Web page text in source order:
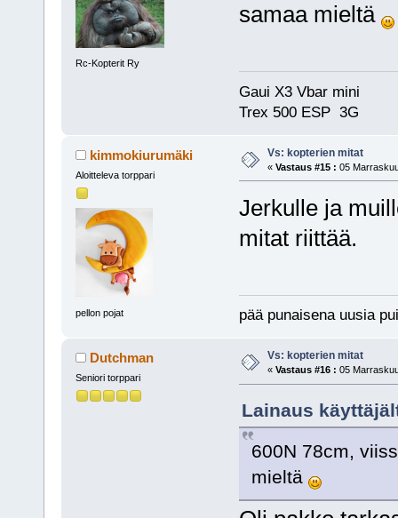
Rc-Kopterit Ry
samaa mieltä
Gaui X3 Vbar mini
Trex 500 ESP 3G
kimmokiurumäki
Aloitteleva torppari
pellon pojat
Vs: kopterien mitat
« Vastaus #15 : 05
Jerkulle ja
mitat riittää.
pää punaisena uusia
Dutchman
Seniori torppari
Vs: kopterien mitat
« Vastaus #16 : 05
Lainaus
600N 78cm,
mieltä